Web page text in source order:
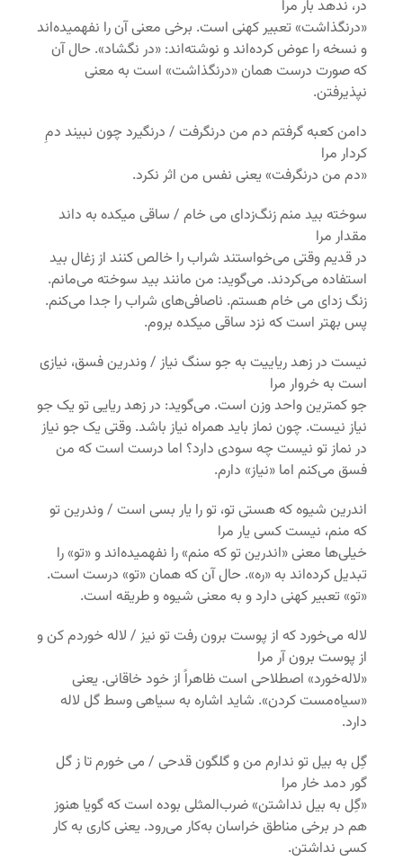
در، ندهد بار مرا
«درنگذاشت» تعبیر کهنی است. برخی معنی آن را نفهمیده‌اند
و نسخه را عوض کرده‌اند و نوشته‌اند: «در نگشاد». حال آن
که صورت درست همان «درنگذاشت» است به معنی
نپذیرفتن.
دامن کعبه گرفتم دم من درنگرفت / درنگیرد چون نبیند دمِ
کردار مرا
«دم من درنگرفت» یعنی نفس من اثر نکرد.
سوخته‌ بید منم زنگ‌زدای می خام / ساقی میکده به داند
مقدار مرا
در قدیم وقتی می‌خواستند شراب را خالص کنند از زغال بید
استفاده می‌کردند. می‌گوید: من مانند بید سوخته می‌مانم.
زنگ زدای می خام هستم. ناصافی‌های شراب را جدا می‌کنم.
پس بهتر است که نزد ساقی میکده بروم.
نیست در زهد ریاییت به جو سنگ نیاز / وندرین فسق، نیازی
است به خروار مرا
جو کمترین واحد وزن است. می‌گوید: در زهد ریایی تو یک جو
نیاز نیست. چون نماز باید همراه نیاز باشد. وقتی یک جو نیاز
در نماز تو نیست چه سودی دارد؟ اما درست است که من
فسق می‌کنم اما «نیاز» دارم.
اندرین شیوه که هستی تو، تو را یار بسی است / وندرین تو
که منم، نیست کسی یار مرا
خیلی‌ها معنی «اندرین تو که منم» را نفهمیده‌اند و «تو» را
تبدیل کرده‌اند به «ره». حال آن که همان «تو» درست است.
«تو» تعبیر کهنی دارد و به معنی شیوه و طریقه است.
لاله می‌خورد که از پوست برون رفت تو نیز / لاله خوردم کن و
از پوست برون آر مرا
«لاله‌خورد» اصطلاحی است ظاهراً از خود خاقانی. یعنی
«سیاه‌مست کردن». شاید اشاره به سیاهی وسط گل لاله
دارد.
گِل به بیل تو ندارم من و گلگون قدحی / می خورم تا ز گل
گور دمد خار مرا
«گِل به بیل نداشتن» ضرب‌المثلی بوده است که گویا هنوز
هم در برخی مناطق خراسان به‌کار می‌رود. یعنی کاری به کار
کسی نداشتن.